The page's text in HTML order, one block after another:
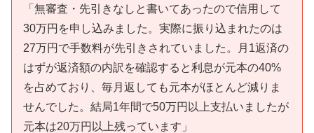
「無審査・先引きなしと書いてあったので信用して
30万円を申し込みました。実際に振り込まれたのは
27万円で手数料が先引きされていました。月1返済の
はずが返済額の内訳を確認すると利息が元本の40%
を占めており、毎月返しても元本がほとんど減りま
せんでした。結局1年間で50万円以上支払いましたが
元本は20万円以上残っています」